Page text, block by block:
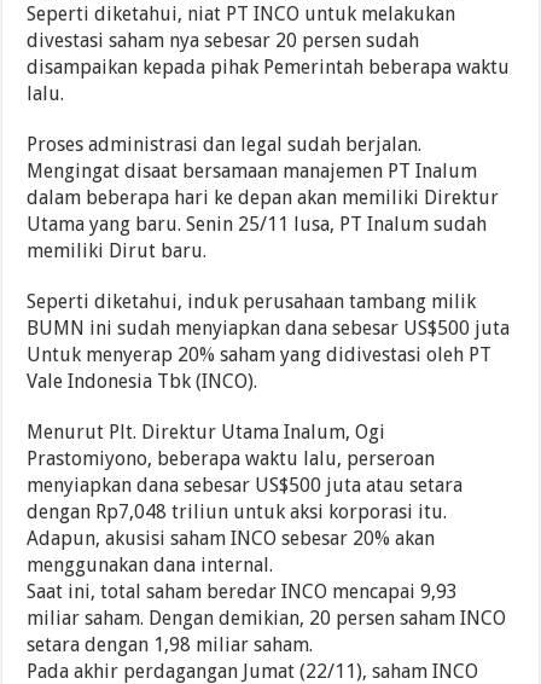
Seperti diketahui, niat PT INCO untuk melakukan
divestasi saham nya sebesar 20 persen sudah
disampaikan kepada pihak Pemerintah beberapa waktu
lalu.
Proses administrasi dan legal sudah berjalan.
Mengingat disaat bersamaan manajemen PT Inalum
dalam beberapa hari ke depan akan memiliki Direktur
Utama yang baru. Senin 25/11 lusa, PT Inalum sudah
memiliki Dirut baru.
Seperti diketahui, induk perusahaan tambang milik
BUMN ini sudah menyiapkan dana sebesar US$500 juta
Untuk menyerap 20% saham yang didivestasi oleh PT
Vale Indonesia Tbk (INCO).
Menurut Plt. Direktur Utama Inalum, Ogi
Prastomiyono, beberapa waktu lalu, perseroan
menyiapkan dana sebesar US$500 juta atau setara
dengan Rp7,048 triliun untuk aksi korporasi itu.
Adapun, akusisi saham INCO sebesar 20% akan
menggunakan dana internal.
Saat ini, total saham beredar INCO mencapai 9,93
miliar saham. Dengan demikian, 20 persen saham INCO
setara dengan 1,98 miliar saham.
Pada akhir perdagangan Jumat (22/11), saham INCO